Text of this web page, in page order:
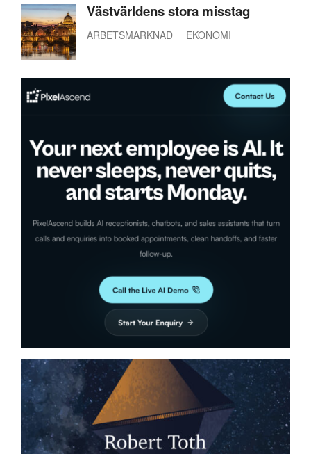
Västvärldens stora misstag
ARBETSMARKNAD EKONOMI